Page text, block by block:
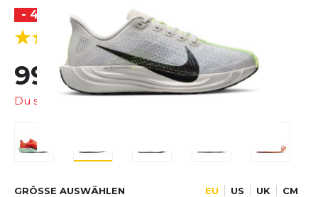
- 44 %
BESTSELLER
5.0 (2 Bewertungen)
99,99 € 179,99 €
Du sparst 80,00 €
GRÖSSE AUSWÄHLEN EU US UK CM